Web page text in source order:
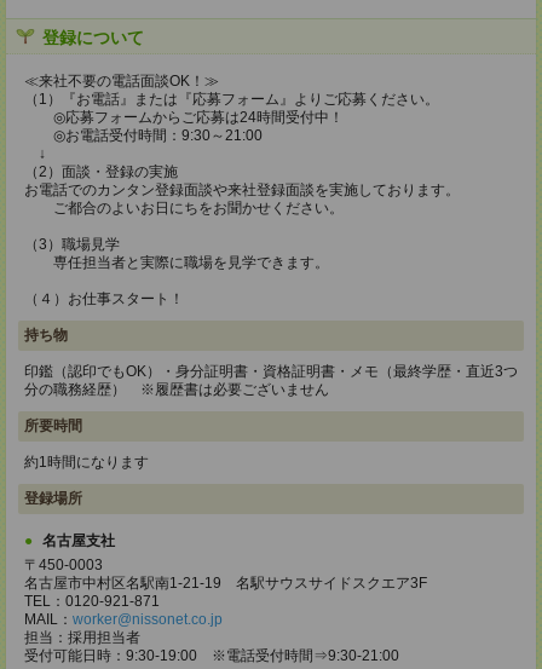
登録について
≪来社不要の電話面談OK！≫
（1）『お電話』または『応募フォーム』よりご応募ください。
◎応募フォームからご応募は24時間受付中！
◎お電話受付時間：9:30～21:00
↓
（2）面談・登録の実施
お電話でのカンタン登録面談や来社登録面談を実施しております。
ご都合のよいお日にちをお聞かせください。
（3）職場見学
専任担当者と実際に職場を見学できます。
（４）お仕事スタート！
持ち物
印鑑（認印でもOK）・身分証明書・資格証明書・メモ（最終学歴・直近3つ
分の職務経歴） ※履歴書は必要ございません
所要時間
約1時間になります
登録場所
名古屋支社
〒450-0003
名古屋市中村区名駅南1-21-19 名駅サウスサイドスクエア3F
TEL：0120-921-871
MAIL： worker@nissonet.co.jp
担当：採用担当者
受付可能日時：9:30-19:00 ※電話受付時間⇒9:30-21:00